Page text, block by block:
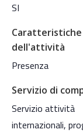
SI
Caratteristiche
dell'attività
Presenza
Servizio di
Servizio attività
internazionali,